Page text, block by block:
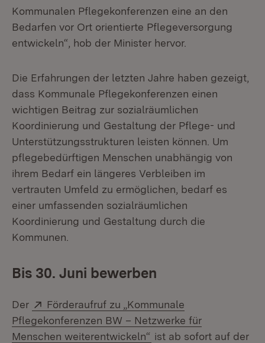
Kommunalen Pflegekonferenzen eine an den
Bedarfen vor Ort orientierte Pflegeversorgung
entwickeln“, hob der Minister hervor.
Die Erfahrungen der letzten Jahre haben gezeigt,
dass Kommunale Pflegekonferenzen einen
wichtigen Beitrag zur sozialräumlichen
Koordinierung und Gestaltung der Pflege- und
Unterstützungsstrukturen leisten können. Um
pflegebedürftigen Menschen unabhängig von
ihrem Bedarf ein längeres Verbleiben im
vertrauten Umfeld zu ermöglichen, bedarf es
einer umfassenden sozialräumlichen
Koordinierung und Gestaltung durch die
Kommunen.
Bis 30. Juni bewerben
Der Extern:
Förderaufruf zu „Kommunale
Pflegekonferenzen BW – Netzwerke für
Menschen weiterentwickeln“ (Öffnet in neuem
ist ab sofort auf der